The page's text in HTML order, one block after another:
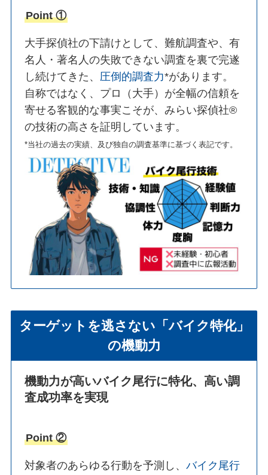
Point ①
大手探偵社の下請けとして、難航調査や、有
名人・著名人の失敗できない調査を裏で完遂
し続けてきた、 圧倒的調査力*があります。
自称ではなく、プロ（大手）が全幅の信頼を
寄せる客観的な事実こそが、みらい探偵社®︎
の技術の高さを証明しています。
*当社の過去の実績、及び独自の調査基準に基づく表記です。
ターゲットを逃さない「バイク特化」
の機動力
機動力が高いバイク尾行に特化、高い調
査成功率を実現
Point ②
対象者のあらゆる行動を予測し、バイク尾行